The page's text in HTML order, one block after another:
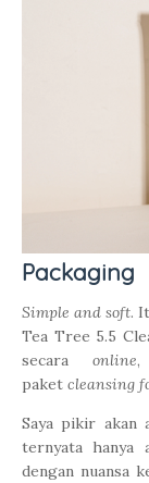
Packaging
Simple and soft.
Tea Tree 5.5
secara online,
paket cleansing
Saya pikir akan
ternyata hanya
dengan nuansa